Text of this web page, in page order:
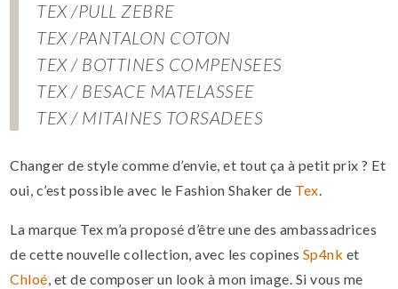
TEX /PULL ZEBRE
TEX /PANTALON COTON
TEX / BOTTINES COMPENSEES
TEX / BESACE MATELASSEE
TEX / MITAINES TORSADEES
Changer de style comme d’envie, et tout ça à petit prix ? Et
oui, c’est possible avec le Fashion Shaker de Tex.
La marque Tex m’a proposé d’être une des ambassadrices
de cette nouvelle collection, avec les copines Sp4nk et
Chloé, et de composer un look à mon image. Si vous me